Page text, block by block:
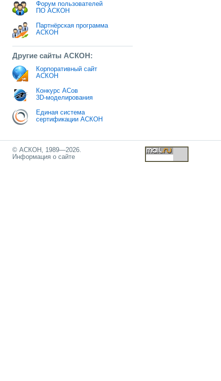
Форум пользователей
ПО АСКОН
Партнёрская программа
АСКОН
Другие сайты АСКОН:
Корпоративный сайт
АСКОН
Конкурс АСов
3D-моделирования
Единая система
сертификации АСКОН
© АСКОН, 1989—2026.
Информация о сайте